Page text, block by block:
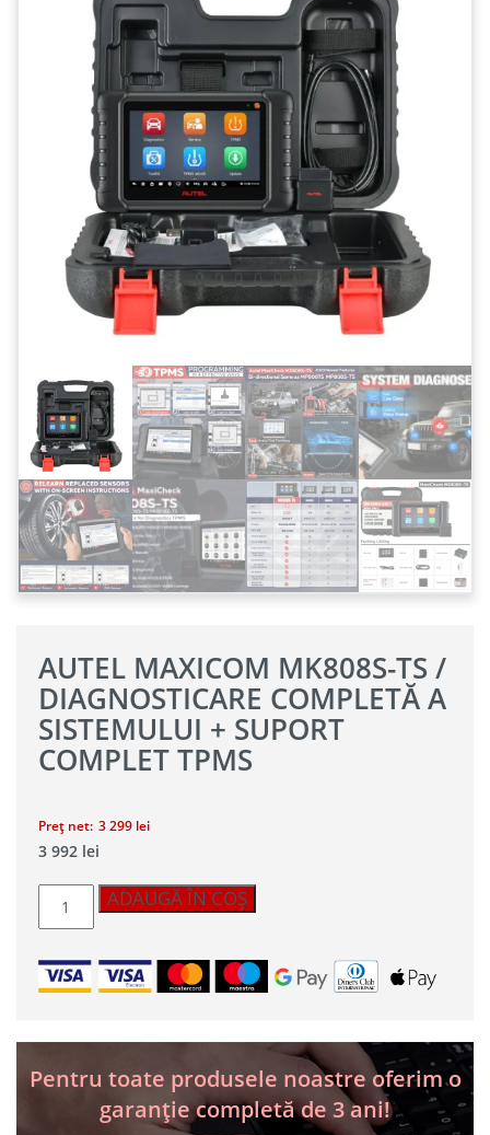
AUTEL MAXICOM MK808S-TS /
DIAGNOSTICARE COMPLETĂ A
SISTEMULUI + SUPORT
COMPLET TPMS
Preț net: 3 299 lei
3 992 lei
Cantitate
Autel
MK808S-
TS
completă
a
sistemului
ADAUGĂ ÎN COȘ
Pentru toate produsele noastre oferim o
garanție completă de 3 ani!